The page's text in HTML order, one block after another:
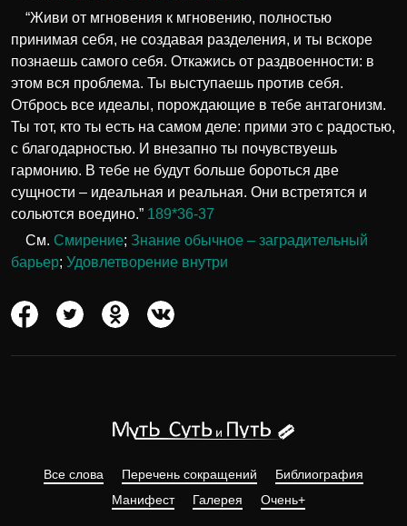
“Живи от мгновения к мгновению, полностью
принимая себя, не создавая разделения, и ты вскоре
познаешь самого себя. Откажись от раздвоенности: в
этом вся проблема. Ты выступаешь против себя.
Отбрось все идеалы, порождающие в тебе антагонизм.
Ты тот, кто ты есть на самом деле: прими это с радостью,
с благодарностью. И внезапно ты почувствуешь
гармонию. В тебе не будут больше бороться две
сущности – идеальная и реальная. Они встретятся и
сольются воедино.” 189*36-37
См. Смирение; Знание обычное – заградительный
барьер; Удовлетворение внутри
Все слова Перечень сокращений
Библиография
Манифест
Галерея Очень+